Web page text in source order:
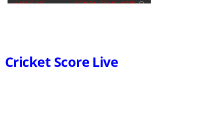
Cricket Score Live